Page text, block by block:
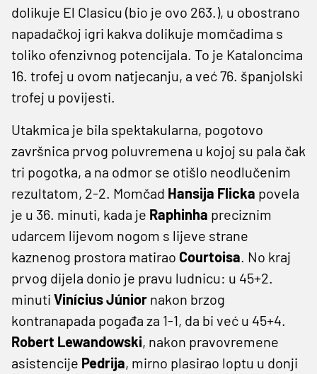
dolikuje El Clasicu (bio je ovo 263.), u obostrano
napadačkoj igri kakva dolikuje momčadima s
toliko ofenzivnog potencijala. To je Kataloncima
16. trofej u ovom natjecanju, a već 76. španjolski
trofej u povijesti.
Utakmica je bila spektakularna, pogotovo
završnica prvog poluvremena u kojoj su pala čak
tri pogotka, a na odmor se otišlo neodlučenim
rezultatom, 2-2. Momčad Hansija Flicka povela
je u 36. minuti, kada je Raphinha preciznim
udarcem lijevom nogom s lijeve strane
kaznenog prostora matirao Courtoisa. No kraj
prvog dijela donio je pravu ludnicu: u 45+2.
minuti Vinícius Júnior nakon brzog
kontranapada pogađa za 1-1, da bi već u 45+4.
Robert Lewandowski, nakon pravovremene
asistencije Pedrija, mirno plasirao loptu u donji